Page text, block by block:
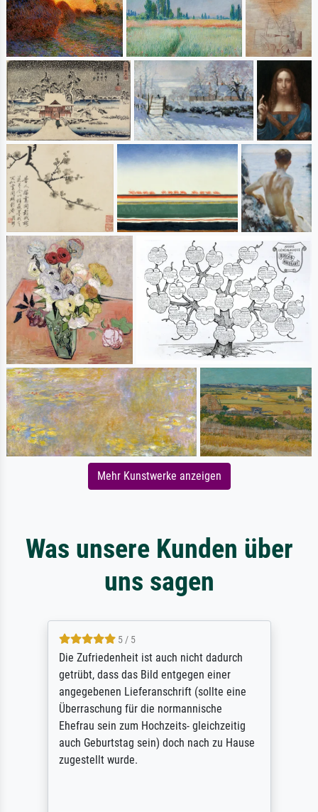
Mehr Kunstwerke anzeigen
Was unsere Kunden über
uns sagen
5 / 5
Die Zufriedenheit ist auch nicht dadurch
getrübt, dass das Bild entgegen einer
angegebenen Lieferanschrift (sollte eine
Überraschung für die normannische
Ehefrau sein zum Hochzeits- gleichzeitig
auch Geburtstag sein) doch nach zu Hause
zugestellt wurde.